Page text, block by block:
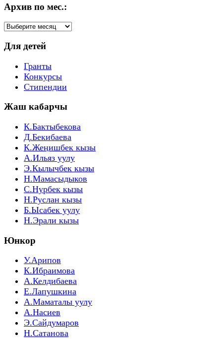
Архив по мес.:
Архив
мес.:
Для детей
Гранты
Конкурсы
Стипендии
Жаш кабарчы
К.Бактыбекова
Д.Бекибаева
К.Жеңишбек кызы
А.Ильяз уулу
Э.Кылычбек кызы
Н.Мамасыдыков
С.Нурбек кызы
Н.Руслан кызы
Б.Ысабек уулу
Н.Эрали кызы
Юнкор
У.Арипов
К.Ибраимова
А.Келдибаева
Е.Лапушкина
А.Маматалы уулу
А.Насиев
Э.Сайдумаров
Н.Сатанова